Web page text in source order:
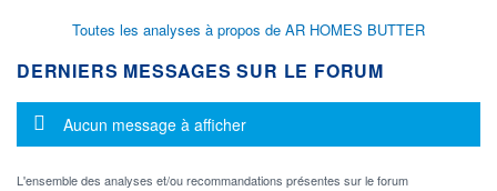
Toutes les analyses à propos de AR HOMES BUTTER
DERNIERS MESSAGES SUR LE FORUM
Message d'information
Aucun message à afficher
L'ensemble des analyses et/ou recommandations présentes sur le forum